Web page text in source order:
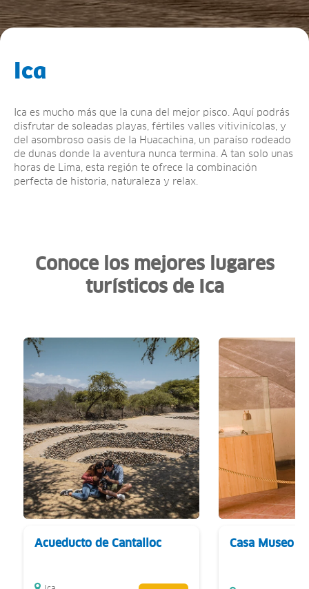
Ica
Ica es mucho más que la cuna del mejor pisco. Aquí podrás
disfrutar de soleadas playas, fértiles valles vitivinícolas, y
del asombroso oasis de la Huacachina, un paraíso rodeado
de dunas donde la aventura nunca termina. A tan solo unas
horas de Lima, esta región te ofrece la combinación
perfecta de historia, naturaleza y relax.
Conoce los mejores lugares
turísticos de Ica
Acueducto de Cantalloc Casa Museo